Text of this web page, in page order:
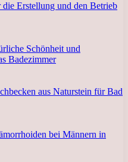
Erstellung und den Betrieb
Schönheit und
Badezimmer
aus Naturstein für Bad
bei Männern in